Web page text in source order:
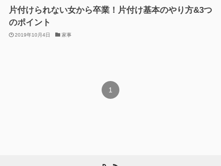
片付けられない女から卒業！片付け基本のやり方&3つ
のポイント
2019年10月4日 家事
1